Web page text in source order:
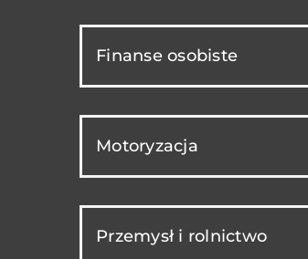
Finanse osobiste
Motoryzacja
Przemysł i rolnictwo